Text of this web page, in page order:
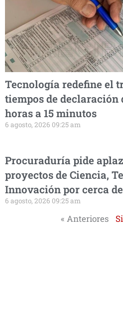
Tecnología redefine el
tiempos de declaración
horas a 15 minutos
6 agosto, 2026 09:25 am
Procuraduría pide
proyectos de Ciencia,
Innovación por cerca
6 agosto, 2026 09:25 am
« Anteriores